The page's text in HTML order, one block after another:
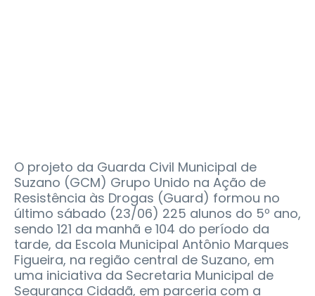
O projeto da Guarda Civil Municipal de
Suzano (GCM) Grupo Unido na Ação de
Resistência às Drogas (Guard) formou no
último sábado (23/06) 225 alunos do 5º ano,
sendo 121 da manhã e 104 do período da
tarde, da Escola Municipal Antônio Marques
Figueira, na região central de Suzano, em
uma iniciativa da Secretaria Municipal de
Segurança Cidadã, em parceria com a